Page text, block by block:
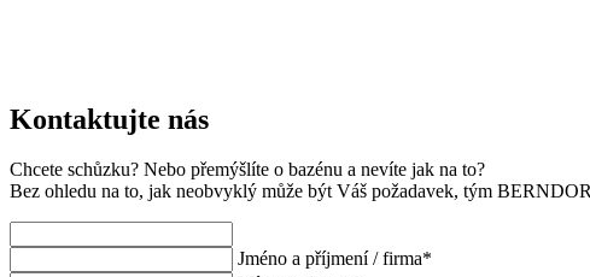
Kontaktujte nás
Chcete schůzku? Nebo přemýšlíte o bazénu a nevíte jak na to?
Bez ohledu na to, jak neobvyklý může být Váš požadavek, tým
Jméno a příjmení / firma*